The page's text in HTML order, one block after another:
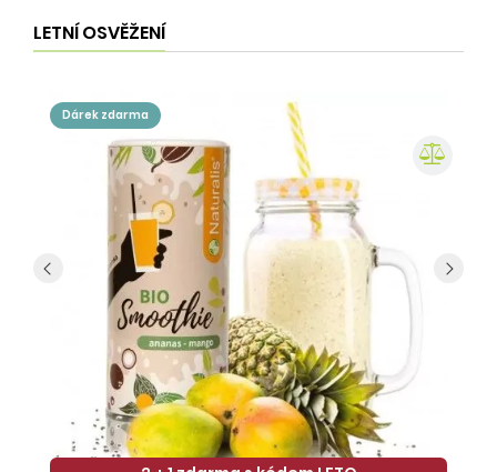
LETNÍ OSVĚŽENÍ
dárek zdarma